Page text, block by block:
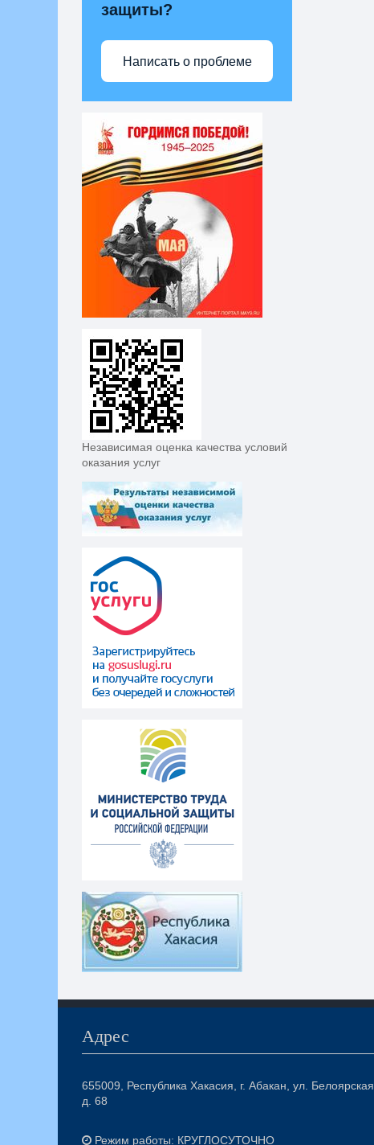
защиты?
Написать о проблеме
Независимая оценка качества условий
оказания услуг
Адрес
655009, Республика Хакасия, г. Абакан, ул. Белоярская,
д. 68
Режим работы: КРУГЛОСУТОЧНО